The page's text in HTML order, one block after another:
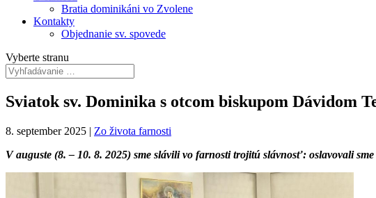
Bratia dominikáni vo Zvolene
Kontakty
Objednanie sv. spovede
Vyberte stranu
Sviatok sv. Dominika s otcom biskupom Dávidom
8. september 2025 | Zo života farnosti
V auguste (8. – 10. 8. 2025) sme slávili vo farnosti trojitú slávnosť: oslavovali